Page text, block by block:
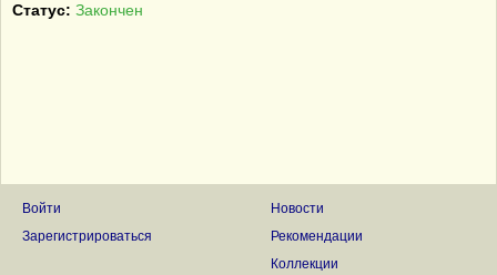
Статус: Закончен
Войти
Зарегистрироваться
Новости
Рекомендации
Коллекции